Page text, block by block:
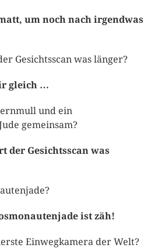
um noch nach irgendwas
Gesichtsscan was länger?
gleich …
und ein
gemeinsam?
der Gesichtsscan was
ist zäh!
Einwegkamera der Welt?